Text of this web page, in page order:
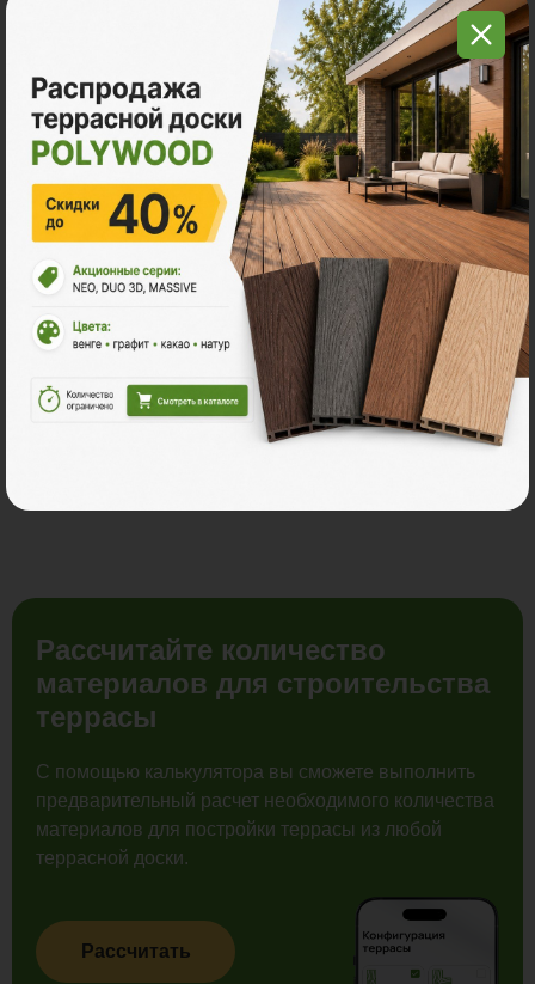
Керамогранит
Мебель для террас Новинки
Рассчитайте количество
материалов для строительства
террасы
С помощью калькулятора вы сможете выполнить
предварительный расчет необходимого количества
материалов для постройки террасы из любой
террасной доски.
Рассчитать